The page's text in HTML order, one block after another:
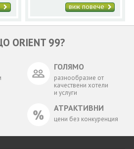
2025 за Кушадасъ с 9
нощувки
виж повече
ORIENT 99?
ГОЛЯМО
разнообразие от
качествени хотели
и услуги
АТРАКТИВНИ
цени без конкуренция